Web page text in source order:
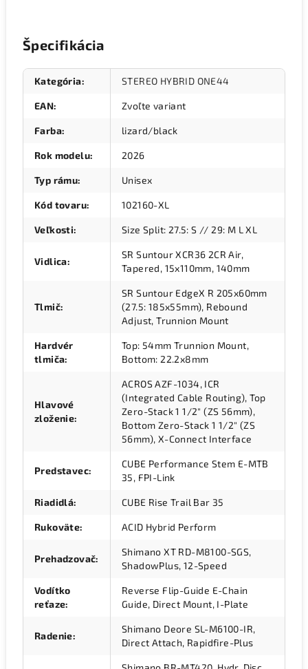
Špecifikácia
Kategória: STEREO HYBRID ONE44
EAN: Zvoľte variant
Farba: lizard/black
Rok modelu: 2026
Typ rámu: Unisex
Kód tovaru: 102160-XL
Veľkosti: Size Split: 27.5: S // 29: M L XL
Vidlica:
SR Suntour XCR36 2CR Air,
Tapered, 15x110mm, 140mm
Tlmič:
SR Suntour EdgeX R 205x60mm
(27.5: 185x55mm), Rebound
Adjust, Trunnion Mount
Hardvér
tlmiča:
Top: 54mm Trunnion Mount,
Bottom: 22.2x8mm
Hlavové
zloženie:
ACROS AZF-1034, ICR
(Integrated Cable Routing), Top
Zero-Stack 1 1/2" (ZS 56mm),
Bottom Zero-Stack 1 1/2" (ZS
56mm), X-Connect Interface
Predstavec:
CUBE Performance Stem E-MTB
35, FPI-Link
Riadidlá: CUBE Rise Trail Bar 35
Rukoväte: ACID Hybrid Perform
Prehadzovač:
Shimano XT RD-M8100-SGS,
ShadowPlus, 12-Speed
Vodítko
reťaze:
Reverse Flip-Guide E-Chain
Guide, Direct Mount, I-Plate
Radenie:
Shimano Deore SL-M6100-IR,
Direct Attach, Rapidfire-Plus